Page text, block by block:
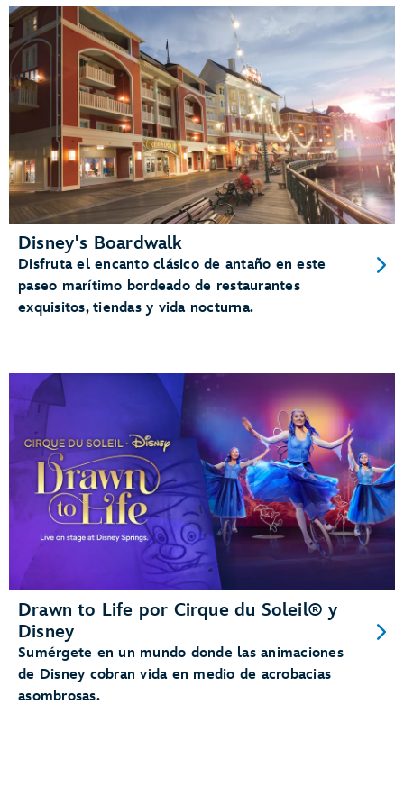
Disney's Boardwalk
Disfruta el encanto clásico de antaño en este
paseo marítimo bordeado de restaurantes
exquisitos, tiendas y vida nocturna.
Drawn to Life por Cirque du Soleil® y
Disney
Sumérgete en un mundo donde las animaciones
de Disney cobran vida en medio de acrobacias
asombrosas.